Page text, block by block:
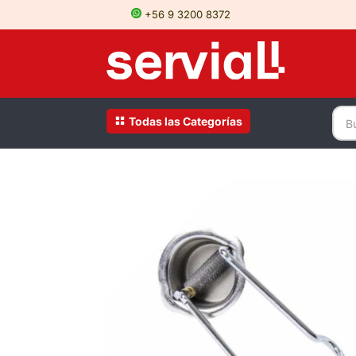
+56 9 3200 8372
Todas las Categorías